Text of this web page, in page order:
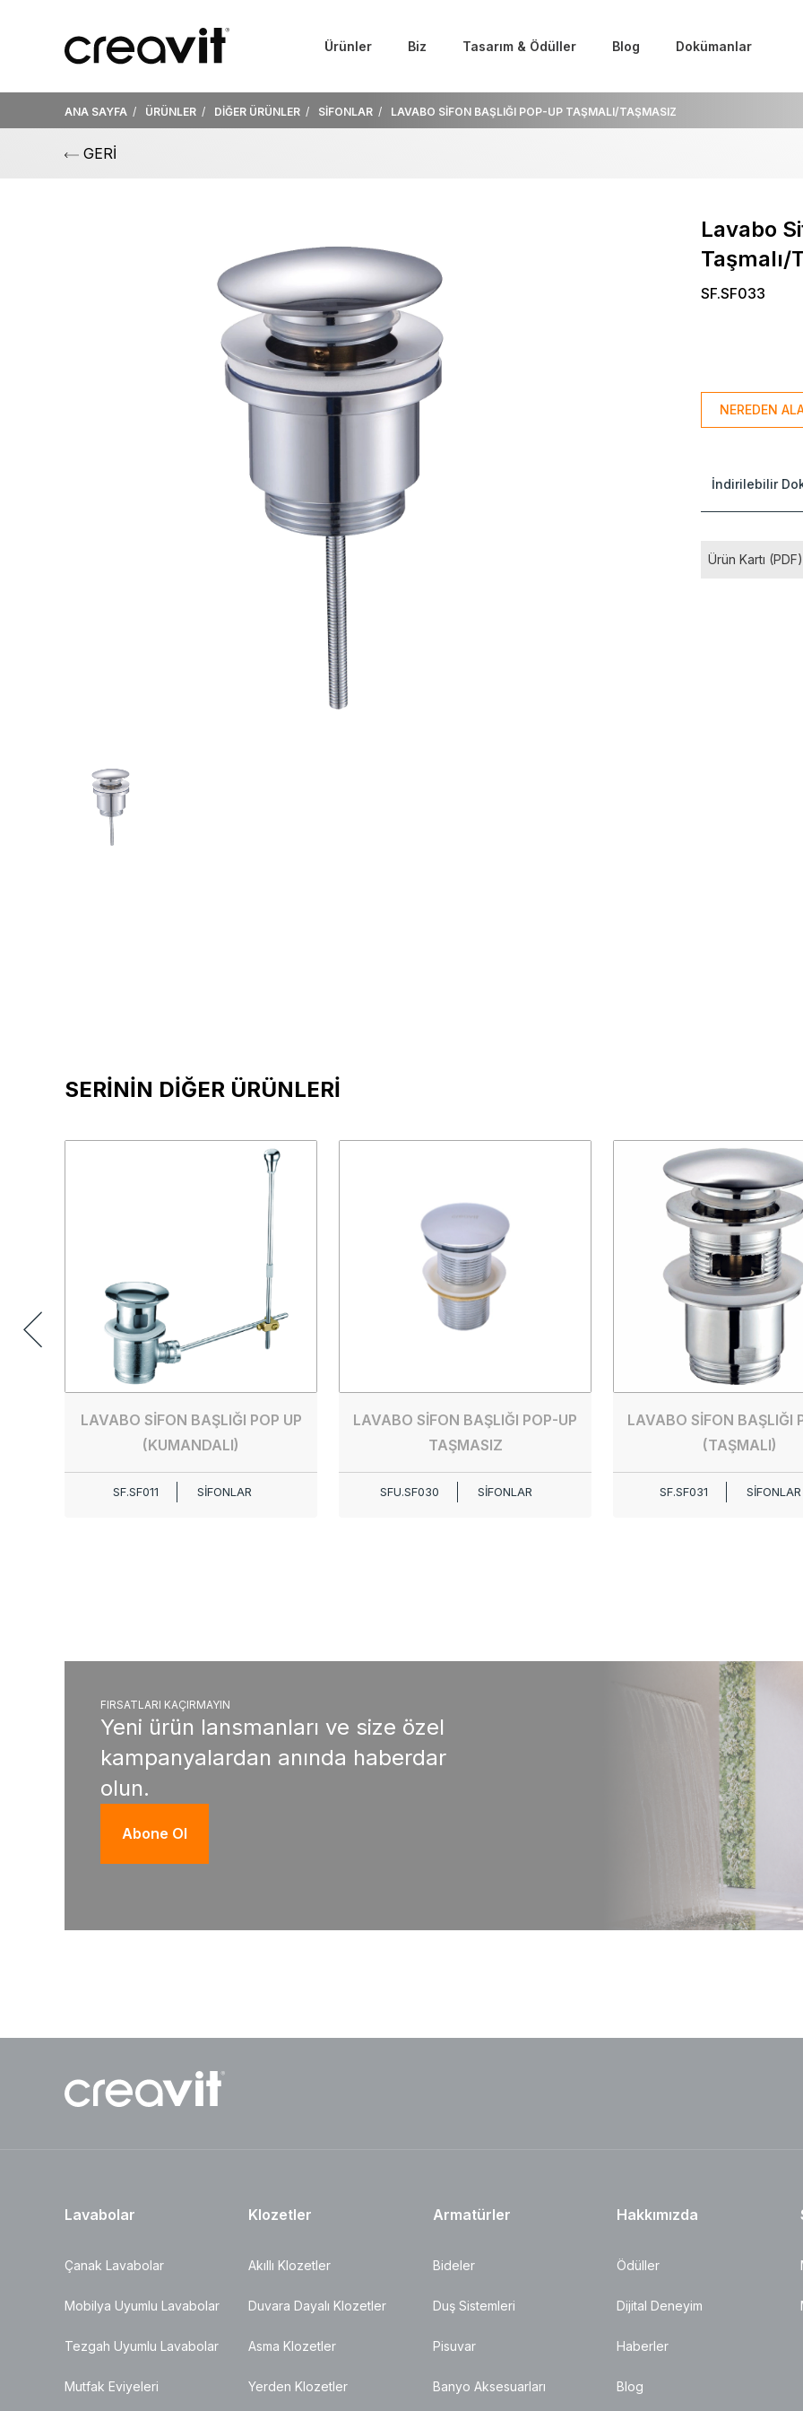
Ürünler Biz Tasarım & Ödüller Blog Dokümanlar
ANA SAYFA ÜRÜNLER DİĞER ÜRÜNLER SİFONLAR LAVABO SİFON BAŞLIĞI POP-UP TAŞMALI/TAŞMASIZ
GERİ
Lavabo
Taşmalı/
SF.SF033
NEREDEN
İndirilebilir
Ürün Kartı (PDF)
SERİNİN DİĞER ÜRÜNLERİ
LAVABO SİFON BAŞLIĞI POP UP
(KUMANDALI)
SF.SF011 SİFONLAR
LAVABO SİFON BAŞLIĞI POP-UP
TAŞMASIZ
SFU.SF030 SİFONLAR
LAVABO SİFON BAŞLIĞI
(TAŞMALI)
SF.SF031 SİFONLAR
FIRSATLARI KAÇIRMAYIN
Yeni ürün lansmanları ve size özel
kampanyalardan anında haberdar
olun.
Abone Ol
Lavabolar
Çanak Lavabolar
Mobilya Uyumlu Lavabolar
Tezgah Uyumlu Lavabolar
Mutfak Eviyeleri
Klozetler
Akıllı Klozetler
Duvara Dayalı Klozetler
Asma Klozetler
Yerden Klozetler
Armatürler
Bideler
Duş Sistemleri
Pisuvar
Banyo Aksesuarları
Hakkımızda
Ödüller
Dijital Deneyim
Haberler
Blog